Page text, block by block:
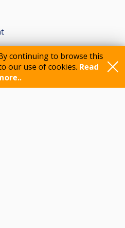
continuing to browse this
our use of cookies. Read